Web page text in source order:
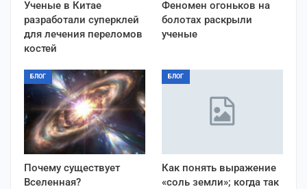
Ученые в Китае
разработали суперклей
для лечения переломов
костей
Феномен огоньков на
болотах раскрыли
ученые
БЛОГ
Почему существует
Вселенная?
БЛОГ
Как понять выражение
«соль земли»; когда так